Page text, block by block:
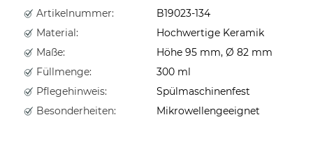
Artikelnummer:
B19023-134
Material:
Hochwertige Keramik
Maße:
Höhe 95 mm, Ø 82 mm
Füllmenge:
300 ml
Pflegehinweis:
Spülmaschinenfest
Besonderheiten:
Mikrowellengeeignet